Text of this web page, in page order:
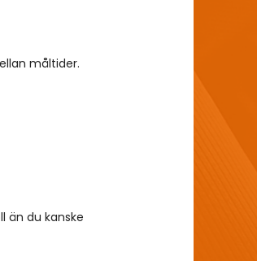
måltider.
än du kanske